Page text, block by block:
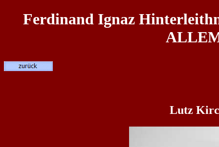
Ferdinand Ignaz
Lutz